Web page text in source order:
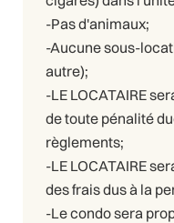
-Pas d'animaux;
-Aucune sous-
autre);
-LE LOCATAIRE
de toute pénalité
règlements;
-LE LOCATAIRE
des frais dus à la
-Le condo sera